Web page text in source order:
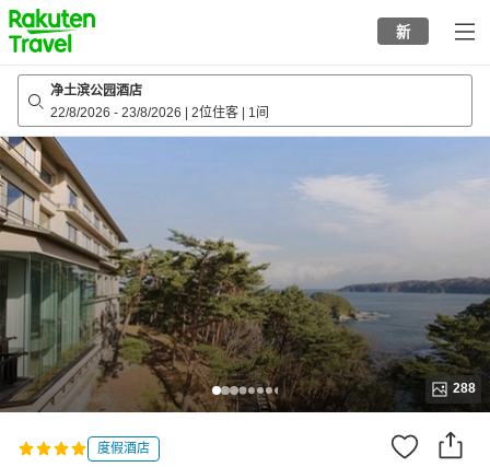
to
top
page
新
净土滨公园酒店
22/8/2026 - 23/8/2026 2位住客 1间
288
度假酒店